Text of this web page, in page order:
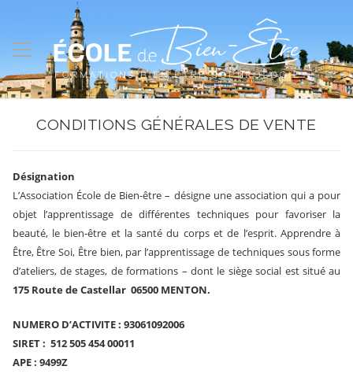
CONDITIONS GÉNÉRALES DE VENTE
Désignation
L’Association École de Bien-être – désigne une association qui a pour
objet l’apprentissage de différentes techniques pour favoriser la
beauté, le bien-être et la santé du corps et de l’esprit. Apprendre à
Être, Être Soi, Être bien, par l’apprentissage de techniques sous forme
d’ateliers, de stages, de formations – dont le siège social est situé au
175 Route de Castellar 06500 MENTON.
NUMERO D’ACTIVITE : 93061092006
SIRET : 512 505 454 00011
APE : 9499Z